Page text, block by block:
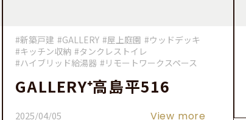
#新築戸建 #GALLERY #屋上庭園 #ウッドデッキ
#キッチン収納 #タンクレストイレ
#ハイブリッド給湯器 #リモートワークスペース
GALLERY⁺高島平516
2025/04/05 View more